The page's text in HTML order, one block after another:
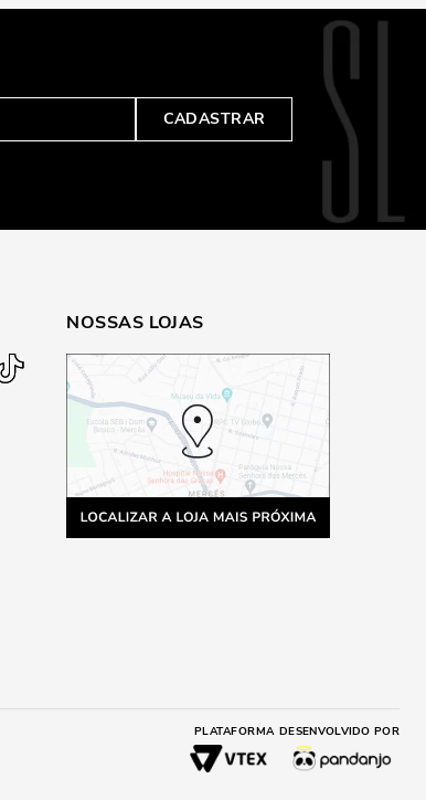
CADASTRAR
NOSSAS LOJAS
PLATAFORMA DESENVOLVIDO POR